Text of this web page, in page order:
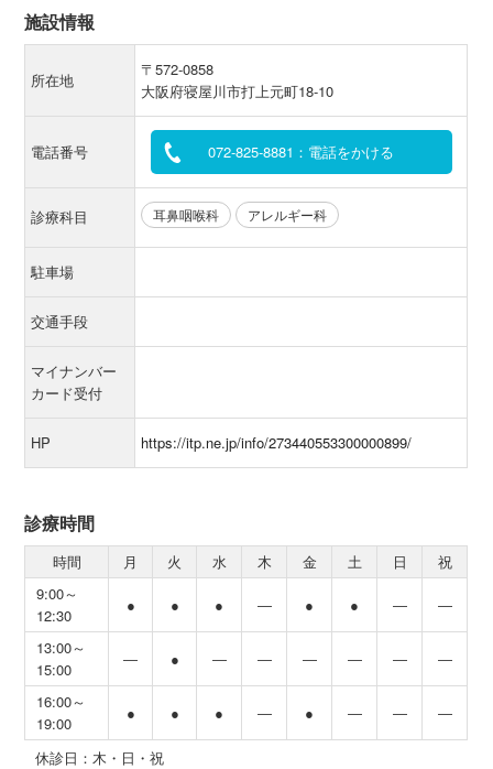
施設情報
所在地
〒572-0858
大阪府寝屋川市打上元町18-10
電話番号 072-825-8881：電話をかける
診療科目 耳鼻咽喉科 アレルギー科
駐車場
交通手段
マイナンバー
カード受付
HP https://itp.ne.jp/info/273440553300000899/
診療時間
時間 月 火 水 木 金 土 日
祝
9:00～
12:30
● ● ● ― ● ● ― ―
13:00～
15:00
― ● ― ― ― ― ― ―
16:00～
19:00
● ● ● ― ● ― ― ―
休診日：木・日・祝